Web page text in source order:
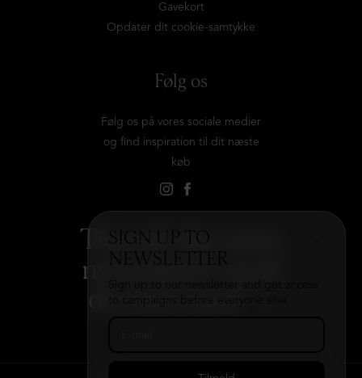
SIGN UP TO
Gavekort
Opdater dit cookie-samtykke
Følg os
Følg os på vores sociale medier
og find inspiration til dit næste
køb
Tilmeld dig vores
nyhedsbrev og få